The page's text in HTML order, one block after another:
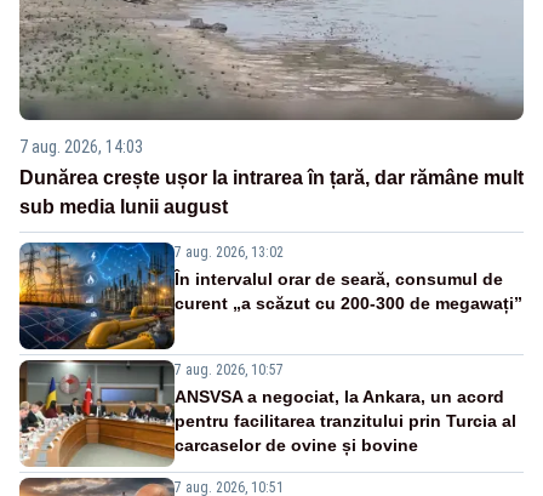
7 aug. 2026, 14:03
Dunărea crește ușor la intrarea în țară, dar rămâne mult
sub media lunii august
7 aug. 2026, 13:02
În intervalul orar de seară, consumul de
curent „a scăzut cu 200-300 de megawați”
7 aug. 2026, 10:57
ANSVSA a negociat, la Ankara, un acord
pentru facilitarea tranzitului prin Turcia al
carcaselor de ovine și bovine
7 aug. 2026, 10:51